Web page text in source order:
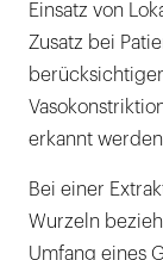
Einsatz von
Zusatz bei
erkannt
Bei einer
Wurzeln
Umfang eines